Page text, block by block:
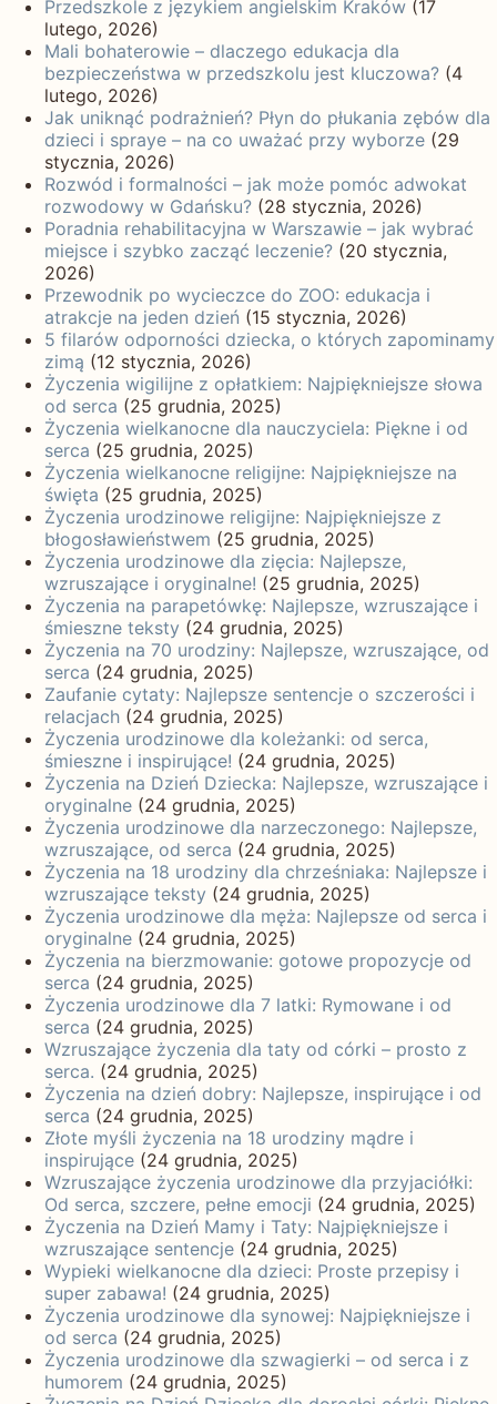
Przedszkole z językiem angielskim Kraków (17
lutego, 2026)
Mali bohaterowie – dlaczego edukacja dla
bezpieczeństwa w przedszkolu jest kluczowa? (4
lutego, 2026)
Jak uniknąć podrażnień? Płyn do płukania zębów dla
dzieci i spraye – na co uważać przy wyborze (29
stycznia, 2026)
Rozwód i formalności – jak może pomóc adwokat
rozwodowy w Gdańsku? (28 stycznia, 2026)
Poradnia rehabilitacyjna w Warszawie – jak wybrać
miejsce i szybko zacząć leczenie? (20 stycznia,
2026)
Przewodnik po wycieczce do ZOO: edukacja i
atrakcje na jeden dzień (15 stycznia, 2026)
5 filarów odporności dziecka, o których zapominamy
zimą (12 stycznia, 2026)
Życzenia wigilijne z opłatkiem: Najpiękniejsze słowa
od serca (25 grudnia, 2025)
Życzenia wielkanocne dla nauczyciela: Piękne i od
serca (25 grudnia, 2025)
Życzenia wielkanocne religijne: Najpiękniejsze na
święta (25 grudnia, 2025)
Życzenia urodzinowe religijne: Najpiękniejsze z
błogosławieństwem (25 grudnia, 2025)
Życzenia urodzinowe dla zięcia: Najlepsze,
wzruszające i oryginalne! (25 grudnia, 2025)
Życzenia na parapetówkę: Najlepsze, wzruszające i
śmieszne teksty (24 grudnia, 2025)
Życzenia na 70 urodziny: Najlepsze, wzruszające, od
serca (24 grudnia, 2025)
Zaufanie cytaty: Najlepsze sentencje o szczerości i
relacjach (24 grudnia, 2025)
Życzenia urodzinowe dla koleżanki: od serca,
śmieszne i inspirujące! (24 grudnia, 2025)
Życzenia na Dzień Dziecka: Najlepsze, wzruszające i
oryginalne (24 grudnia, 2025)
Życzenia urodzinowe dla narzeczonego: Najlepsze,
wzruszające, od serca (24 grudnia, 2025)
Życzenia na 18 urodziny dla chrześniaka: Najlepsze i
wzruszające teksty (24 grudnia, 2025)
Życzenia urodzinowe dla męża: Najlepsze od serca i
oryginalne (24 grudnia, 2025)
Życzenia na bierzmowanie: gotowe propozycje od
serca (24 grudnia, 2025)
Życzenia urodzinowe dla 7 latki: Rymowane i od
serca (24 grudnia, 2025)
Wzruszające życzenia dla taty od córki – prosto z
serca. (24 grudnia, 2025)
Życzenia na dzień dobry: Najlepsze, inspirujące i od
serca (24 grudnia, 2025)
Złote myśli życzenia na 18 urodziny mądre i
inspirujące (24 grudnia, 2025)
Wzruszające życzenia urodzinowe dla przyjaciółki:
Od serca, szczere, pełne emocji (24 grudnia, 2025)
Życzenia na Dzień Mamy i Taty: Najpiękniejsze i
wzruszające sentencje (24 grudnia, 2025)
Wypieki wielkanocne dla dzieci: Proste przepisy i
super zabawa! (24 grudnia, 2025)
Życzenia urodzinowe dla synowej: Najpiękniejsze i
od serca (24 grudnia, 2025)
Życzenia urodzinowe dla szwagierki – od serca i z
humorem (24 grudnia, 2025)